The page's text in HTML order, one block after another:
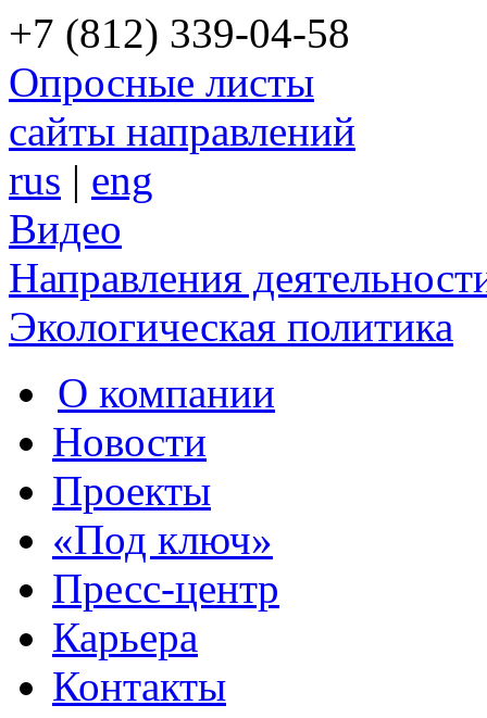
+7 (812) 339-04-58
Опросные листы
сайты направлений
rus | eng
Видео
Направления
Экологическая политика
О компании
Новости
Проекты
«Под ключ»
Пресс-центр
Карьера
Контакты